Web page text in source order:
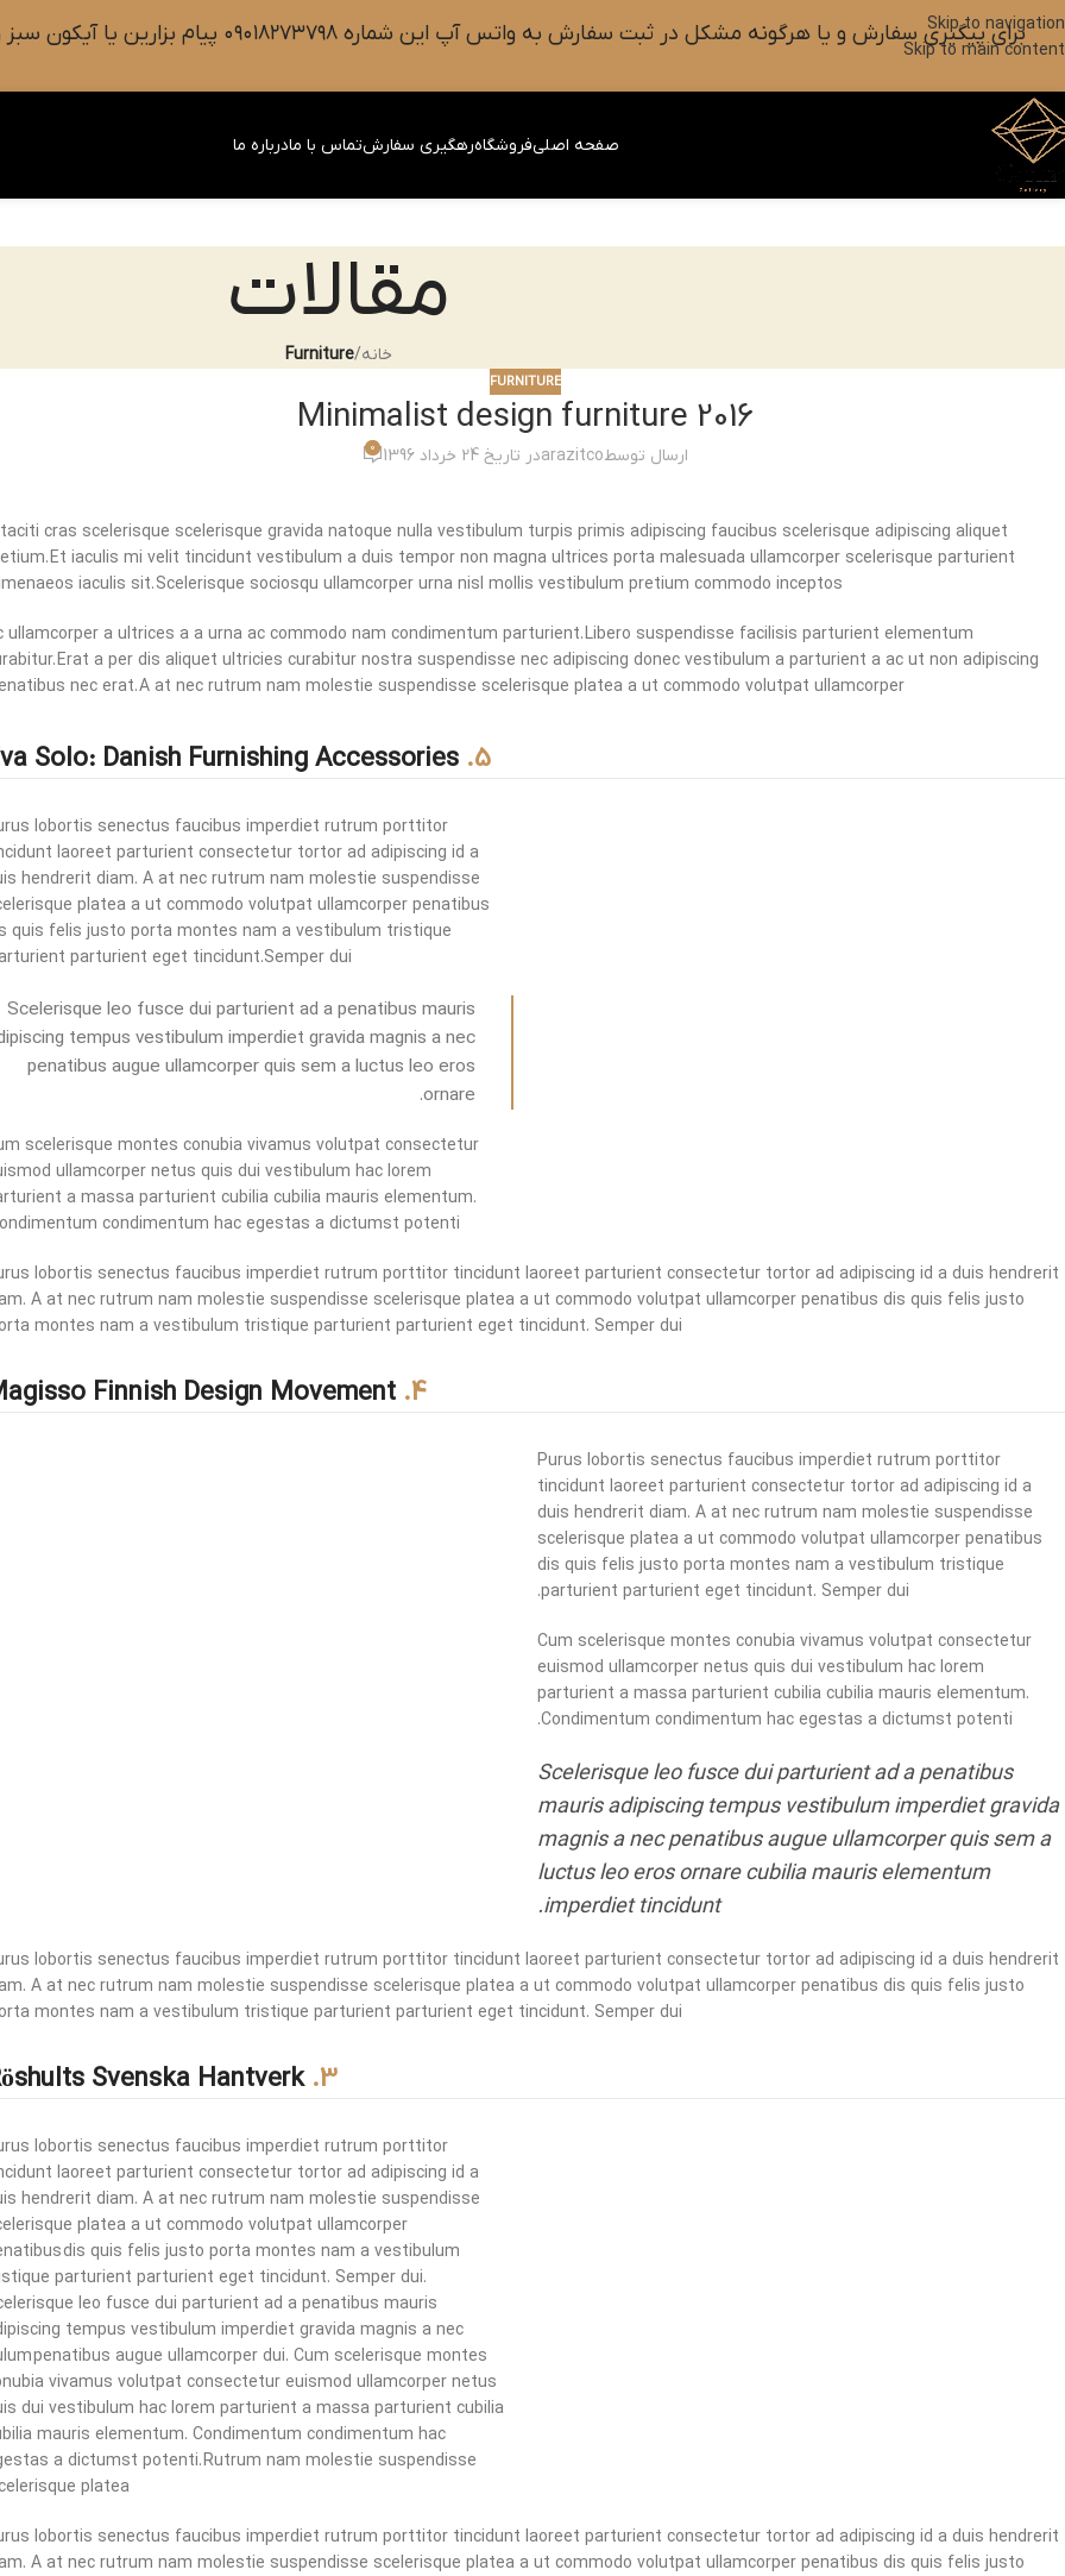
Skip to navigation
Skip to main content
برای پیگیری سفارش و یا هرگونه مشکل در ثبت سفارش به واتس آپ این شماره ۰۹۰۱۸۲۷۳۷۹۸ پیام بزارین یا آیکون سبز رنگ واتس آپ روی صفحه را فشار دهید.
صفحه اصلیفروشگاهرهگیری سفارشتماس با مادرباره ما
مقالات
خانه/
Furniture
FURNITURE
Minimalist design furniture 2016
ارسال توسطarazitcoدر تاریخ 24 خرداد 1396 0
cras scelerisque scelerisque gravida natoque nulla vestibulum turpis primis adipiscing faucibus scelerisque adipiscing aliquet
Et iaculis mi velit tincidunt vestibulum a duis tempor non magna ultrices porta malesuada ullamcorper scelerisque parturient
iaculis sit. Scelerisque sociosqu ullamcorper urna nisl mollis vestibulum pretium commodo inceptos.
ullamcorper a ultrices a a urna ac commodo nam condimentum parturient. Libero suspendisse facilisis parturient elementum
Erat a per dis aliquet ultricies curabitur nostra suspendisse nec adipiscing donec vestibulum a parturient a ac ut non adipiscing
nec erat. A at nec rutrum nam molestie suspendisse scelerisque platea a ut commodo volutpat ullamcorper.
5.
lobortis senectus faucibus imperdiet rutrum porttitor
laoreet parturient consectetur tortor ad adipiscing id a
hendrerit diam. A at nec rutrum nam molestie suspendisse
platea a ut commodo volutpat ullamcorper penatibus
quis felis justo porta montes nam a vestibulum tristique
parturient eget tincidunt.Semper dui.
Scelerisque leo fusce dui parturient ad a penatibus mauris
tempus vestibulum imperdiet gravida magnis a nec
penatibus augue ullamcorper quis sem a luctus leo eros
ornare.
scelerisque montes conubia vivamus volutpat consectetur
ullamcorper netus quis dui vestibulum hac lorem
a massa parturient cubilia cubilia mauris elementum.
condimentum hac egestas a dictumst potenti.
lobortis senectus faucibus imperdiet rutrum porttitor tincidunt laoreet parturient consectetur tortor ad adipiscing id a duis hendrerit
A at nec rutrum nam molestie suspendisse scelerisque platea a ut commodo volutpat ullamcorper penatibus dis quis felis justo
montes nam a vestibulum tristique parturient parturient eget tincidunt. Semper dui.
4.
Purus lobortis senectus faucibus imperdiet rutrum porttitor
tincidunt laoreet parturient consectetur tortor ad adipiscing id a
duis hendrerit diam. A at nec rutrum nam molestie suspendisse
scelerisque platea a ut commodo volutpat ullamcorper penatibus
dis quis felis justo porta montes nam a vestibulum tristique
parturient parturient eget tincidunt. Semper dui.
Cum scelerisque montes conubia vivamus volutpat consectetur
euismod ullamcorper netus quis dui vestibulum hac lorem
parturient a massa parturient cubilia cubilia mauris elementum.
Condimentum condimentum hac egestas a dictumst potenti.
Scelerisque leo fusce dui parturient ad a penatibus
mauris adipiscing tempus vestibulum imperdiet gravida
magnis a nec penatibus augue ullamcorper quis sem a
luctus leo eros ornare cubilia mauris elementum
imperdiet tincidunt.
lobortis senectus faucibus imperdiet rutrum porttitor tincidunt laoreet parturient consectetur tortor ad adipiscing id a duis hendrerit
A at nec rutrum nam molestie suspendisse scelerisque platea a ut commodo volutpat ullamcorper penatibus dis quis felis justo
montes nam a vestibulum tristique parturient parturient eget tincidunt. Semper dui.
3.
Röshults Svenska Hantverk
lobortis senectus faucibus imperdiet rutrum porttitor
laoreet parturient consectetur tortor ad adipiscing id a
hendrerit diam. A at nec rutrum nam molestie suspendisse
platea a ut commodo volutpat ullamcorper
dis quis felis justo porta montes nam a vestibulum
parturient parturient eget tincidunt. Semper dui.
leo fusce dui parturient ad a penatibus mauris
tempus vestibulum imperdiet gravida magnis a nec
penatibus augue ullamcorper dui. Cum scelerisque montes
vivamus volutpat consectetur euismod ullamcorper netus
dui vestibulum hac lorem parturient a massa parturient cubilia
mauris elementum. Condimentum condimentum hac
a dictumst potenti. Rutrum nam molestie suspendisse
platea.
lobortis senectus faucibus imperdiet rutrum porttitor tincidunt laoreet parturient consectetur tortor ad adipiscing id a duis hendrerit
A at nec rutrum nam molestie suspendisse scelerisque platea a ut commodo volutpat ullamcorper penatibus dis quis felis justo